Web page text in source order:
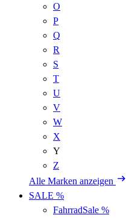
O
P
Q
R
S
T
U
V
W
X
Y
Z
Alle Marken anzeigen
SALE %
FahrradSale %